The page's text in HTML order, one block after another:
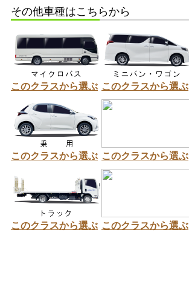
その他車種はこちらから
このクラスから選ぶ このクラスから選ぶ
このクラスから選ぶ このクラスから選ぶ
このクラスから選ぶ このクラスから選ぶ